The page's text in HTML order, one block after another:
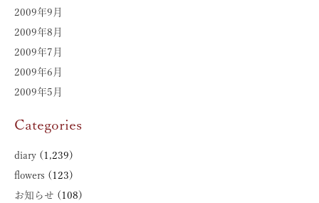
2009年9月
2009年8月
2009年7月
2009年6月
2009年5月
Categories
diary (1,239)
flowers (123)
お知らせ (108)